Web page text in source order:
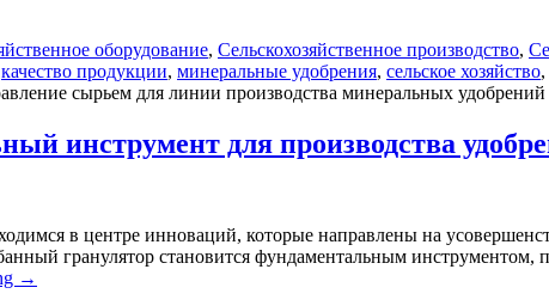
оборудование, Сельскохозяйственное производство,
качество продукции, минеральные удобрения, сельское хозяйство,
сырьем для линии производства минеральных удобрений
инструмент для производства
в центре инноваций, которые направлены на
гранулятор становится фундаментальным
→